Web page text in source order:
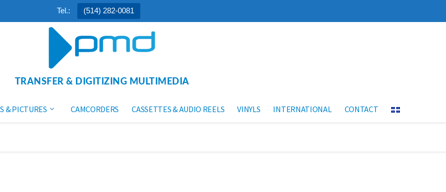
Tel.: (514) 282-0081
TRANSFER & DIGITIZING MULTIMEDIA
& PICTURES CAMCORDERS CASSETTES & AUDIO REELS VINYLS INTERNATIONAL CONTACT